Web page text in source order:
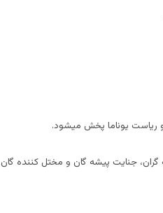
و ریاست یوناما پخش میشود.
گران، جنایت پیشه گان و مختل کننده گان